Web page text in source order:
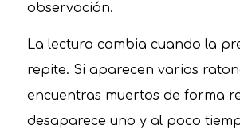
observación.
La lectura cambia cuando la
repite. Si aparecen varios
encuentras muertos de forma
desaparece uno y al poco